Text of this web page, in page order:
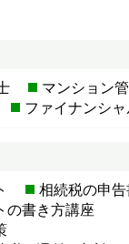
マンション
ファイナンシ
相続税の申
の書き方講座